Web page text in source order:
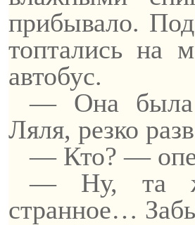
прибывало.
топтались на
автобус.
— Она была
Ляля, резко
— Кто? —
— Ну, та
странное… З